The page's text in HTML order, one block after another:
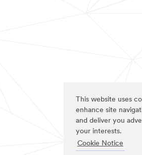
This website uses
enhance site
and deliver you
your interests.
Cookie Notice